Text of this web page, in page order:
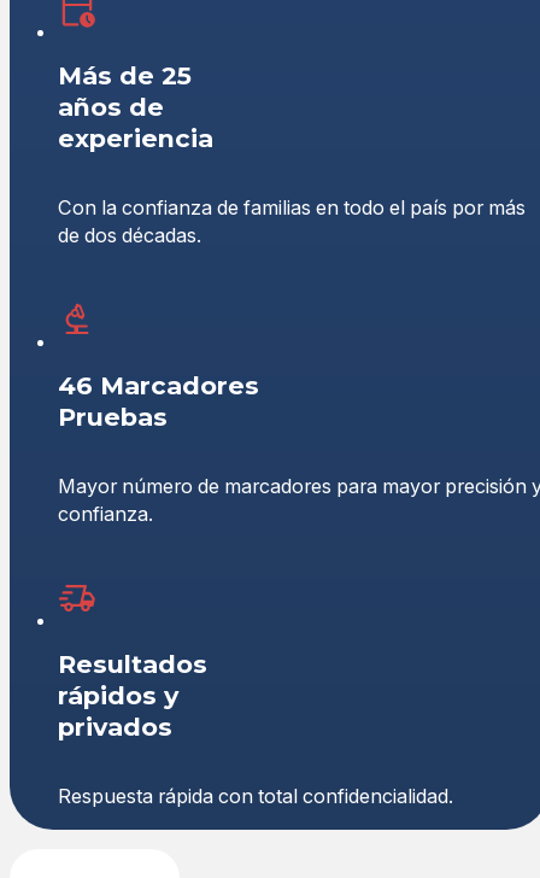
Más de 25
años de
experiencia
Con la confianza de familias en todo el país por más
de dos décadas.
46 Marcadores
Pruebas
Mayor número de marcadores para mayor precisión
confianza.
Resultados
rápidos y
privados
Respuesta rápida con total confidencialidad.